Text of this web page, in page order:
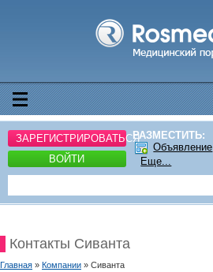
ЗАРЕГИСТРИРОВАТЬСЯ
ВОЙТИ
РАЗМЕСТИТЬ:
Объявление
Еще...
Контакты Сиванта
Главная » Компании » Сиванта